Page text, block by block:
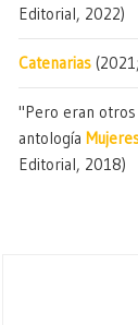
Editorial, 2022)
Catenarias
"Pero eran
antología
Editorial, 2018)